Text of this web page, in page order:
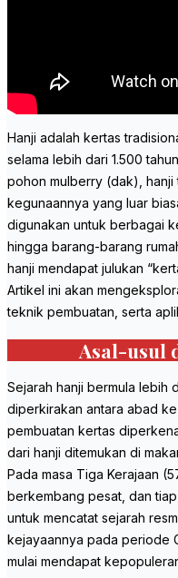
Hanji adalah kertas
selama lebih dari 1.500
pohon mulberry (dak),
kegunaannya yang luar
digunakan untuk berbagai
hingga barang-barang
hanji mendapat julukan
Artikel ini akan
teknik pembuatan, serta
Asal-usul
Sejarah hanji bermula lebih
diperkirakan antara abad
pembuatan kertas
dari hanji ditemukan di
Pada masa Tiga Kerajaan
berkembang pesat, dan
untuk mencatat sejarah
kejayaannya pada periode
mulai mendapat